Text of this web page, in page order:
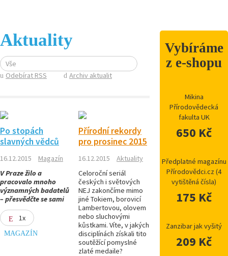
Aktuality
Vše
Odebírat RSS
Archiv aktualit
Po stopách
slavných vědců
16.12.2015
Magazín
V Praze žilo a
pracovalo mnoho
významných badatelů
– přesvědčte se sami
1x
MAGAZÍN
Přírodní rekordy
pro prosinec 2015
16.12.2015
Aktuality
Celoroční seriál
českých i světových
NEJ zakončíme mimo
jiné Tokiem, borovicí
Lambertovou, olovem
nebo sluchovými
kůstkami. Víte, v jakých
disciplínách získali tito
soutěžící pomyslné
zlaté medaile?
Vybíráme
z e-shopu
Mikina
Přírodovědecká
fakulta UK
650 Kč
Předplatné magazínu
Přírodovědci.cz (4
vytištěná čísla)
175 Kč
Zanzibar jak vyšitý
209 Kč